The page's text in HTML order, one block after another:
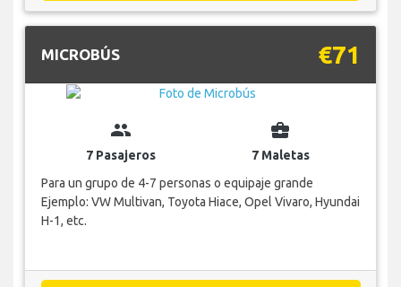
MICROBÚS €71
group
7 Pasajeros
business_center
7 Maletas
Para un grupo de 4-7 personas o equipaje grande
Ejemplo: VW Multivan, Toyota Hiace, Opel Vivaro, Hyundai
H-1, etc.